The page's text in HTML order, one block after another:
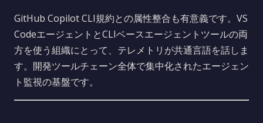
GitHub Copilot CLI規約との属性整合も有意義です。VS
CodeエージェントとCLIベースエージェントツールの両
方を使う組織にとって、テレメトリが共通言語を話しま
す。開発ツールチェーン全体で集中化されたエージェン
ト監視の基盤です。